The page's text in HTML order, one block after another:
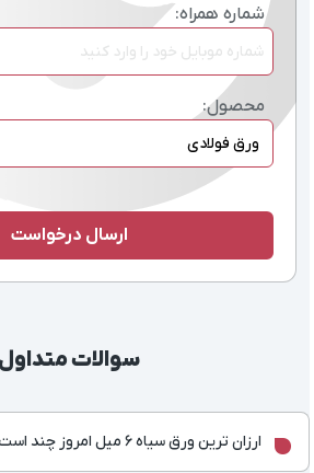
شماره همراه:
محصول:
سوالات متداول
ارزان ترین ورق سیاه 6 میل امروز چند است؟